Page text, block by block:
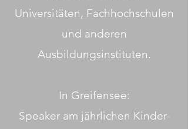
Universitäten, Fachhochschulen
und anderen
Ausbildungsinstituten.
In Greifensee:
Speaker am jährlichen Kinder-